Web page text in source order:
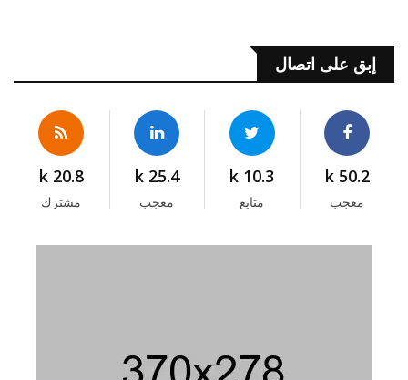
إبق على اتصال
50.2 k
معجب
10.3 k
متابع
25.4 k
معجب
20.8 k
مشترك